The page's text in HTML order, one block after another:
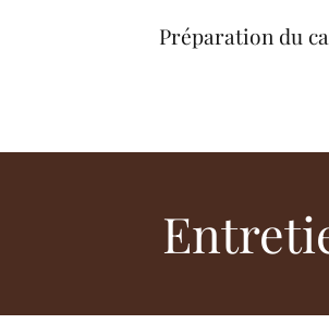
Préparation du